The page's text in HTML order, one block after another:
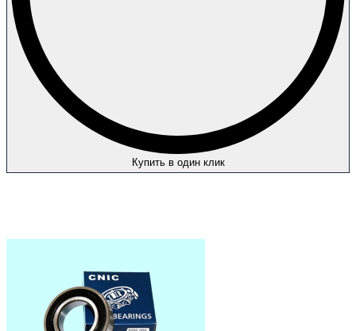
Купить в один клик